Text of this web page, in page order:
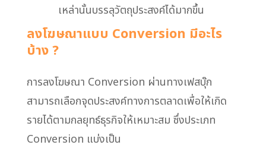
เหล่านั้นบรรลุวัตถุประสงค์ได้มากขึ้น
ลงโฆษณาแบบ Conversion มีอะไร
บ้าง ?
การลงโฆษณา Conversion ผ่านทางเฟสบุ๊ก
สามารถเลือกจุดประสงค์ทางการตลาดเพื่อให้เกิด
รายได้ตามกลยุทธ์ธุรกิจให้เหมาะสม ซึ่งประเภท
Conversion แบ่งเป็น